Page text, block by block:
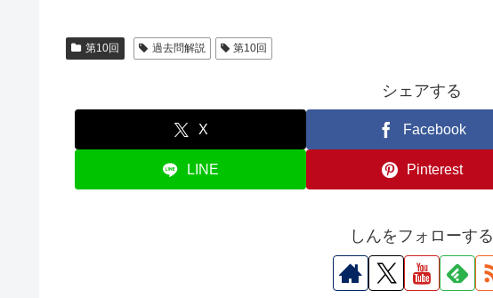
第10回 過去問解説 第10回
シェアする
X Facebook
LINE Pinterest
しんをフォローする